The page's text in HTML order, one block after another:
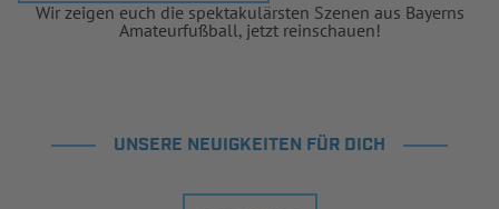
Wir zeigen euch die spektakulärsten Szenen aus Bayerns
Amateurfußball, jetzt reinschauen!
UNSERE NEUIGKEITEN FÜR DICH